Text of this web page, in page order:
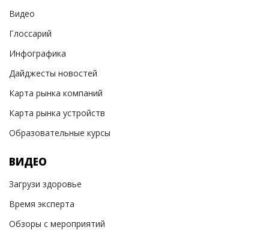
Видео
Глоссарий
Инфографика
Дайджесты новостей
Карта рынка компаний
Карта рынка устройств
Образовательные курсы
ВИДЕО
Загрузи здоровье
Время эксперта
Обзоры с мероприятий